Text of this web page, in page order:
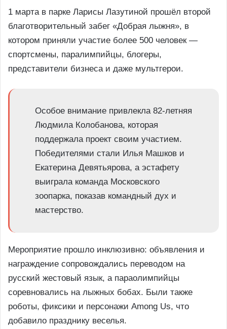
1 марта в парке Ларисы Лазутиной прошёл второй
благотворительный забег «Добрая лыжня», в
котором приняли участие более 500 человек —
спортсмены, паралимпийцы, блогеры,
представители бизнеса и даже мультгерои.
Особое внимание привлекла 82-летняя
Людмила Колобанова, которая
поддержала проект своим участием.
Победителями стали Илья Машков и
Екатерина Девятьярова, а эстафету
выиграла команда Московского
зоопарка, показав командный дух и
мастерство.
Мероприятие прошло инклюзивно: объявления и
награждение сопровождались переводом на
русский жестовый язык, а параолимпийцы
соревновались на лыжных бобах. Были также
роботы, фиксики и персонажи Among Us, что
добавило празднику веселья.